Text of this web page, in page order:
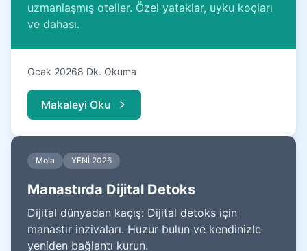
uzmanlaşmış oteller. Özel yataklar, uyku koçları
ve dahası.
Ocak 20268 Dk. Okuma
Makaleyi Oku
Mola YENİ 2026
Manastırda Dijital Detoks
Dijital dünyadan kaçış: Dijital detoks için
manastır inzivaları. Huzur bulun ve kendinizle
yeniden bağlantı kurun.